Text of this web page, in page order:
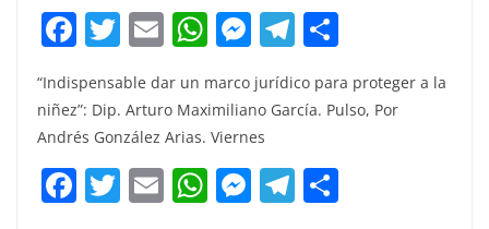
F
c
e
b
o
T
w
itt
er
E
ai
l
W
at
s
A
p
M
e
ss
e
n
g
T
e
a
m
m
“Indispensable dar un marco jurídico para proteger a la
niñez”: Dip. Arturo Maximiliano García. Pulso, Por
Andrés González Arias. Viernes
F T E W M T